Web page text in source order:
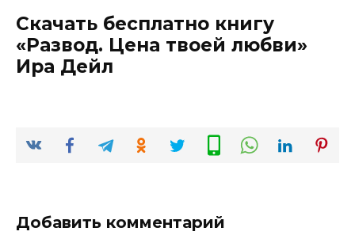
Скачать бесплатно книгу
«Развод. Цена твоей любви»
Ира Дейл
Добавить комментарий